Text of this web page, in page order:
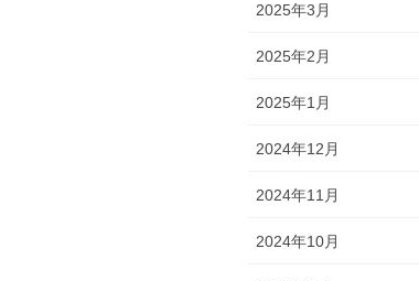
2025年3月
2025年2月
2025年1月
2024年12月
2024年11月
2024年10月